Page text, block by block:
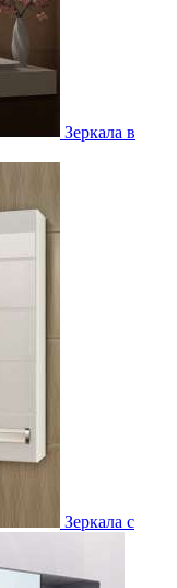
Зеркала в
Зеркала с